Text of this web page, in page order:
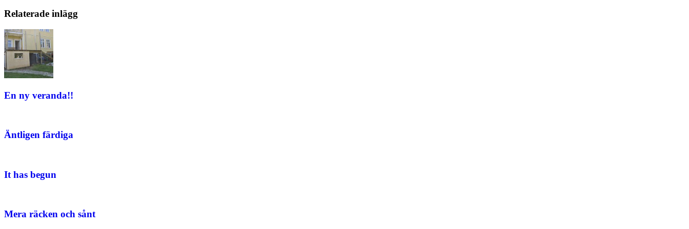
Relaterade inlägg
En ny veranda!!
Äntligen färdiga
It has begun
Mera räcken och sånt